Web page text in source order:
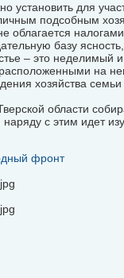
установить для
подсобным
облагается
базу
– это
на
хозяйства семьи
области
с этим идет
фронт